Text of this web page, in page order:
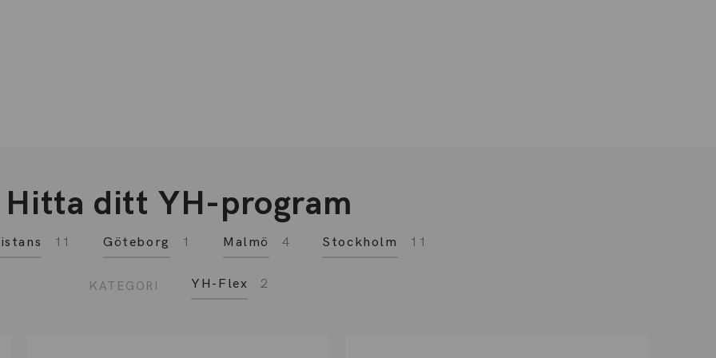
Hitta ditt YH-program
11 Göteborg 1 Malmö 4 Stockholm 11
KATEGORI YH-Flex 2